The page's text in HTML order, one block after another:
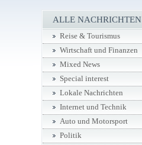
ALLE NACHRICHTEN
Reise & Tourismus
Wirtschaft und Finanzen
Mixed News
Special interest
Lokale Nachrichten
Internet und Technik
Auto und Motorsport
Politik